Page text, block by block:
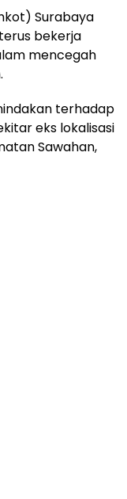
Surabaya
bekerja
mencegah
terhadap
eks lokalisasi
Sawahan,